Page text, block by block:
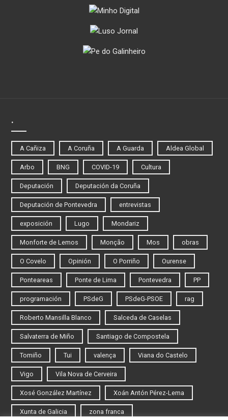
.
A Cañiza A Coruña A Guarda Aldea Global
Arbo BNG COVID-19 Cultura
Deputación Deputación da Coruña
Deputación de Pontevedra entrevistas
exposición Lugo Mondariz
Monforte de Lemos Monção Mos obras
O Covelo Opinión O Porriño Ourense
Ponteareas Ponte de Lima Pontevedra PP
programación PSdeG PSdeG-PSOE rag
Roberto Mansilla Blanco Salceda de Caselas
Salvaterra de Miño Santiago de Compostela
Tomiño Tui valença Viana do Castelo
Vigo Vila Nova de Cerveira
Xosé González Martínez Xoán Antón Pérez-Lema
Xunta de Galicia zona franca